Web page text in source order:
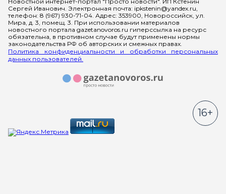
Сергей Иванович. Электронная почта: ipkstenin@yandex.ru,
телефон: 8 (967) 930-71-04. Адрес: 353900, Новороссийск, ул.
Мира, д. 3, помещ. 3. При использовании материалов
новостного портала gazetanovoros.ru гиперссылка на ресурс
обязательна, в противном случае будут применены нормы
законодательства РФ об авторских и смежных правах.
Политика конфиденциальности и обработки персональных
данных пользователей.
16+